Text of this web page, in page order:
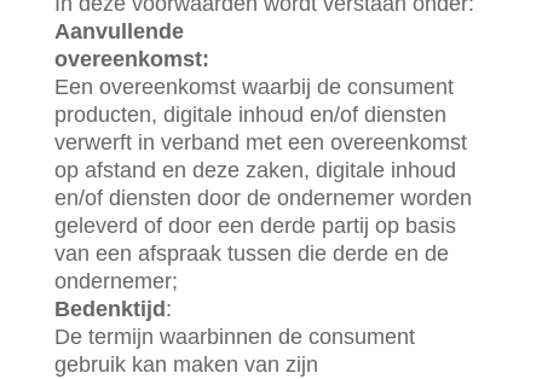
Aanvullende
overeenkomst:
Een overeenkomst waarbij de consument
producten, digitale inhoud en/of diensten
verwerft in verband met een overeenkomst
op afstand en deze zaken, digitale inhoud
en/of diensten door de ondernemer worden
geleverd of door een derde partij op basis
van een afspraak tussen die derde en de
ondernemer;
Bedenktijd :
De termijn waarbinnen de consument
gebruik kan maken van zijn